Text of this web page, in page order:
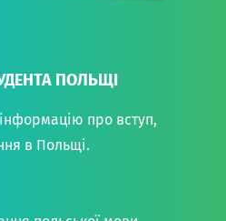
ПОЛЬЩІ
про вступ,
в Польщі.